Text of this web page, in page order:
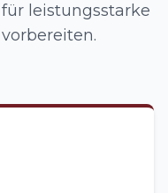
leistungsstarke